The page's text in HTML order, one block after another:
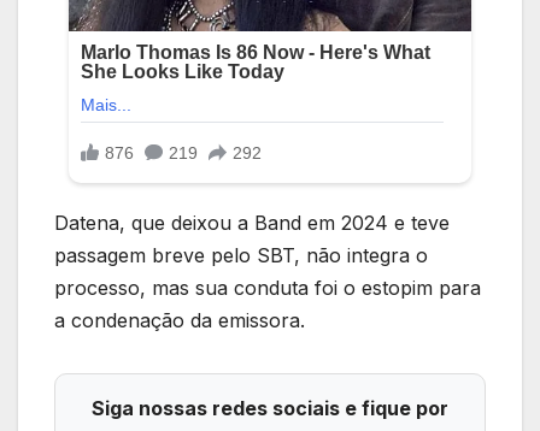
Datena, que deixou a Band em 2024 e teve
passagem breve pelo SBT, não integra o
processo, mas sua conduta foi o estopim para
a condenação da emissora.
Siga nossas redes sociais e fique por